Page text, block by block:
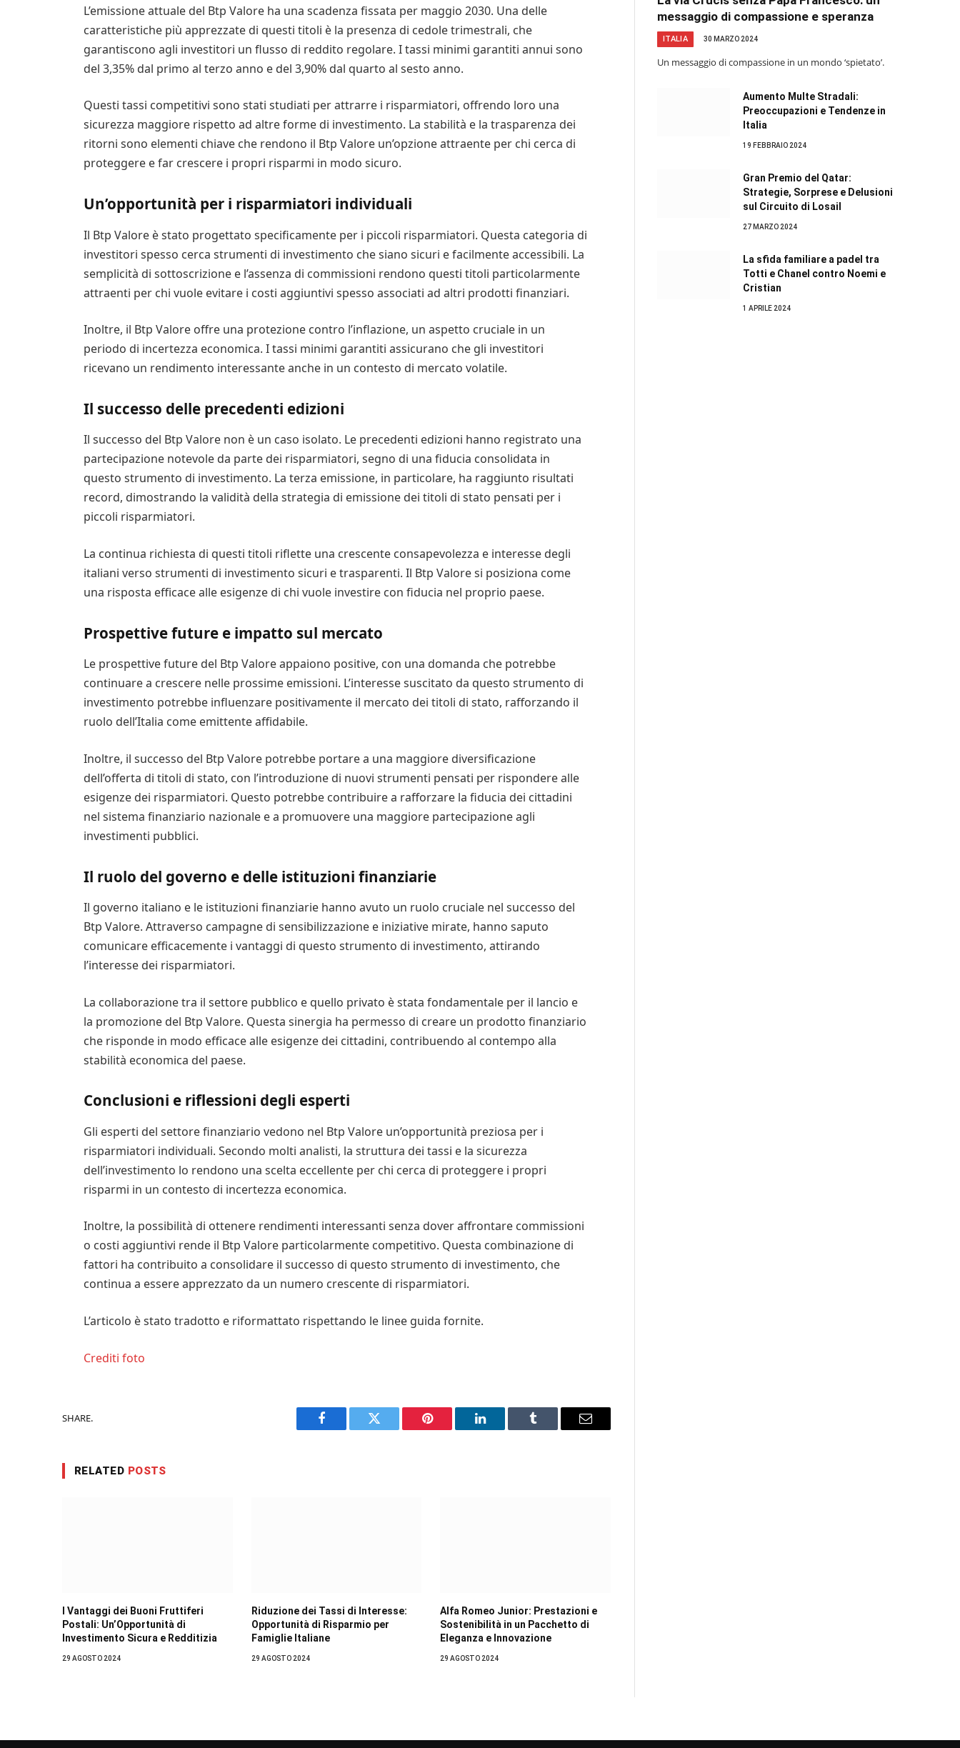
L’emissione attuale del Btp Valore ha una scadenza fissata per maggio 2030. Una delle
caratteristiche più apprezzate di questi titoli è la presenza di cedole trimestrali, che
garantiscono agli investitori un flusso di reddito regolare. I tassi minimi garantiti annui sono
del 3,35% dal primo al terzo anno e del 3,90% dal quarto al sesto anno.
Questi tassi competitivi sono stati studiati per attrarre i risparmiatori, offrendo loro una
sicurezza maggiore rispetto ad altre forme di investimento. La stabilità e la trasparenza dei
ritorni sono elementi chiave che rendono il Btp Valore un’opzione attraente per chi cerca di
proteggere e far crescere i propri risparmi in modo sicuro.
Un’opportunità per i risparmiatori individuali
Il Btp Valore è stato progettato specificamente per i piccoli risparmiatori. Questa categoria di
investitori spesso cerca strumenti di investimento che siano sicuri e facilmente accessibili. La
semplicità di sottoscrizione e l’assenza di commissioni rendono questi titoli particolarmente
attraenti per chi vuole evitare i costi aggiuntivi spesso associati ad altri prodotti finanziari.
Inoltre, il Btp Valore offre una protezione contro l’inflazione, un aspetto cruciale in un
periodo di incertezza economica. I tassi minimi garantiti assicurano che gli investitori
ricevano un rendimento interessante anche in un contesto di mercato volatile.
Il successo delle precedenti edizioni
Il successo del Btp Valore non è un caso isolato. Le precedenti edizioni hanno registrato una
partecipazione notevole da parte dei risparmiatori, segno di una fiducia consolidata in
questo strumento di investimento. La terza emissione, in particolare, ha raggiunto risultati
record, dimostrando la validità della strategia di emissione dei titoli di stato pensati per i
piccoli risparmiatori.
La continua richiesta di questi titoli riflette una crescente consapevolezza e interesse degli
italiani verso strumenti di investimento sicuri e trasparenti. Il Btp Valore si posiziona come
una risposta efficace alle esigenze di chi vuole investire con fiducia nel proprio paese.
Prospettive future e impatto sul mercato
Le prospettive future del Btp Valore appaiono positive, con una domanda che potrebbe
continuare a crescere nelle prossime emissioni. L’interesse suscitato da questo strumento di
investimento potrebbe influenzare positivamente il mercato dei titoli di stato, rafforzando il
ruolo dell’Italia come emittente affidabile.
Inoltre, il successo del Btp Valore potrebbe portare a una maggiore diversificazione
dell’offerta di titoli di stato, con l’introduzione di nuovi strumenti pensati per rispondere alle
esigenze dei risparmiatori. Questo potrebbe contribuire a rafforzare la fiducia dei cittadini
nel sistema finanziario nazionale e a promuovere una maggiore partecipazione agli
investimenti pubblici.
Il ruolo del governo e delle istituzioni finanziarie
Il governo italiano e le istituzioni finanziarie hanno avuto un ruolo cruciale nel successo del
Btp Valore. Attraverso campagne di sensibilizzazione e iniziative mirate, hanno saputo
comunicare efficacemente i vantaggi di questo strumento di investimento, attirando
l’interesse dei risparmiatori.
La collaborazione tra il settore pubblico e quello privato è stata fondamentale per il lancio e
la promozione del Btp Valore. Questa sinergia ha permesso di creare un prodotto finanziario
che risponde in modo efficace alle esigenze dei cittadini, contribuendo al contempo alla
stabilità economica del paese.
Conclusioni e riflessioni degli esperti
Gli esperti del settore finanziario vedono nel Btp Valore un’opportunità preziosa per i
risparmiatori individuali. Secondo molti analisti, la struttura dei tassi e la sicurezza
dell’investimento lo rendono una scelta eccellente per chi cerca di proteggere i propri
risparmi in un contesto di incertezza economica.
Inoltre, la possibilità di ottenere rendimenti interessanti senza dover affrontare commissioni
o costi aggiuntivi rende il Btp Valore particolarmente competitivo. Questa combinazione di
fattori ha contribuito a consolidare il successo di questo strumento di investimento, che
continua a essere apprezzato da un numero crescente di risparmiatori.
L’articolo è stato tradotto e riformattato rispettando le linee guida fornite.
Crediti foto
SHARE.
Facebook Twitter Pinterest LinkedIn Tumblr Email
RELATED POSTS
I Vantaggi dei Buoni Fruttiferi
Postali: Un’Opportunità di
Investimento Sicura e Redditizia
29 AGOSTO 2024
Riduzione dei Tassi di Interesse:
Opportunità di Risparmio per
Famiglie Italiane
29 AGOSTO 2024
Alfa Romeo Junior: Prestazioni e
Sostenibilità in un Pacchetto di
Eleganza e Innovazione
29 AGOSTO 2024
messaggio di compassione e speranza
ITALIA 30 MARZO 2024
Un messaggio di compassione in un mondo ‘spietato’.
Aumento Multe Stradali:
Preoccupazioni e Tendenze in
Italia
19 FEBBRAIO 2024
Gran Premio del Qatar:
Strategie, Sorprese e Delusioni
sul Circuito di Losail
27 MARZO 2024
La sfida familiare a padel tra
Totti e Chanel contro Noemi e
Cristian
1 APRILE 2024